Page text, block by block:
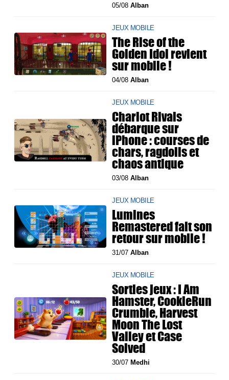
05/08Alban
JEUX MOBILE
The Rise of the
Golden Idol revient
sur mobile !
04/08Alban
JEUX MOBILE
Chariot Rivals
débarque sur
iPhone : courses de
chars, ragdolls et
chaos antique
03/08Alban
JEUX MOBILE
Lumines
Remastered fait son
retour sur mobile !
31/07Alban
JEUX MOBILE
Sorties jeux : I Am
Hamster, CookieRun
Crumble, Harvest
Moon The Lost
Valley et Case
Solved
30/07 Medhi